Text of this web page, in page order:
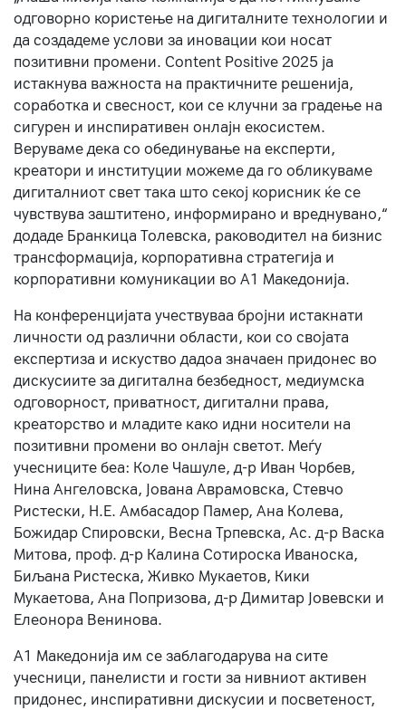
одговорно користење на дигиталните технологии и
да создадеме услови за иновации кои носат
позитивни промени. Content Positive 2025 ја
истакнува важноста на практичните решенија,
соработка и свесност, кои се клучни за градење на
сигурен и инспиративен онлајн екосистем.
Веруваме дека со обединување на експерти,
креатори и институции можеме да го обликуваме
дигиталниот свет така што секој корисник ќе се
чувствува заштитено, информирано и вреднувано,“
додаде Бранкица Толевска, раководител на бизнис
трансформација, корпоративна стратегија и
корпоративни комуникации во А1 Македонија.
На конференцијата учествуваа бројни истакнати
личности од различни области, кои со својата
експертиза и искуство дадоа значаен придонес во
дискусиите за дигитална безбедност, медиумска
одговорност, приватност, дигитални права,
креаторство и младите како идни носители на
позитивни промени во онлајн светот. Меѓу
учесниците беа: Коле Чашуле, д-р Иван Чорбев,
Нина Ангеловска, Јована Аврамовска, Стевчо
Ристески, Н.Е. Амбасадор Памер, Ана Колева,
Божидар Спировски, Весна Трпевска, Ас. д-р Васка
Митова, проф. д-р Калина Сотироска Иваноска,
Биљана Ристеска, Живко Мукаетов, Кики
Мукаетова, Ана Попризова, д-р Димитар Јовевски и
Елеонора Венинова.
А1 Македонија им се заблагодарува на сите
учесници, панелисти и гости за нивниот активен
придонес, инспиративни дискусии и посветеност,